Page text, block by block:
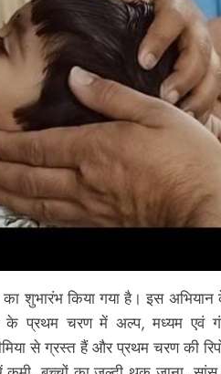
किया गया है। इस अभियान
के प्रथम चरण में अल्प, मध्यम
से ग्रस्त हैं और प्रथम चरण की